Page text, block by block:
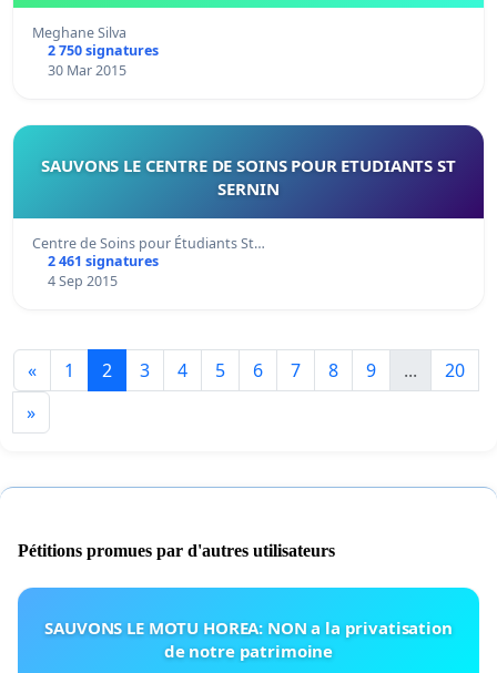
Meghane Silva
2 750 signatures
30 Mar 2015
SAUVONS LE CENTRE DE SOINS POUR ETUDIANTS ST
SERNIN
Centre de Soins pour Étudiants St…
2 461 signatures
4 Sep 2015
« 1 2 3 4 5 6 7 8 9 ...
20
»
Pétitions promues par d'autres utilisateurs
SAUVONS LE MOTU HOREA: NON a la privatisation
de notre patrimoine